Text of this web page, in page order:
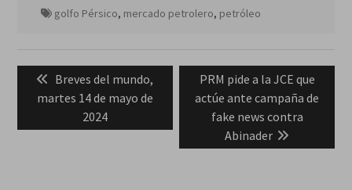
golfo Pérsico, mercado petrolero, petróleo
entradas
Previous
post:
Breves del mundo,
martes 14 de mayo de
2024
Next
post:
PRM pide a la JCE que
actúe ante campaña de
fake news contra
Abinader